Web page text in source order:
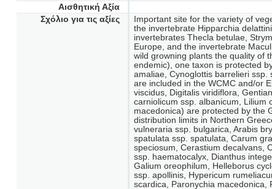
Αισθητική Αξία
Σχόλιο για τις αξίες
Important site for the variety of
the invertebrate Hipparchia
invertebrates Thecla betulae,
Europe, and the invertebrate
wild growning plants the quality of
endemic), one taxon is protected
amaliae, Cynoglottis barrelieri ssp.
are included in the WCMC and/or
viscidus, Digitalis viridiflora,
carniolicum ssp. albanicum, Lilium
macedonica) are protected by the
distribution limits in Northern
vulneraria ssp. bulgarica, Arabis
spatulata ssp. spatulata, Carum
speciosum, Cerastium decalvans,
ssp. haematocalyx, Dianthus
Galium oreophilum, Helleborus
ssp. apollinis, Hypericum
scardica, Paronychia macedonica,